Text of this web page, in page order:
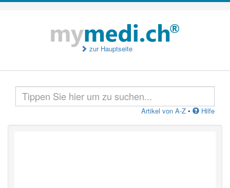
zur Hauptseite
Artikel von A-Z • Hilfe